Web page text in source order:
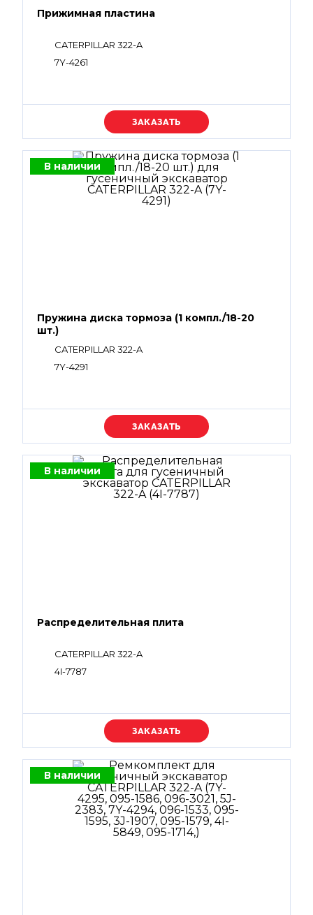
Прижимная пластина
CATERPILLAR 322-A
7Y-4261
Уточняйте цену
В наличии
Пружина диска тормоза (1 компл./18-20
шт.)
CATERPILLAR 322-A
7Y-4291
Уточняйте цену
В наличии
Распределительная плита
CATERPILLAR 322-A
4I-7787
Уточняйте цену
В наличии